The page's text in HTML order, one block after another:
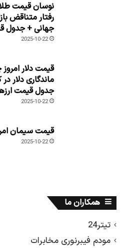
نوسان قیمت
رفتار متناقض
جهانی + جدول
2025-10-22
جدول قیمت
2025-10-22
قیمت سیمان امروز 30 مهر 1404
2025-10-22
همکاران ما
تیتر24
مودم فیبرنوری مخابرات